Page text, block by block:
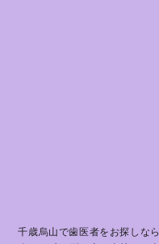
千歳烏山で歯医者をお探しなら